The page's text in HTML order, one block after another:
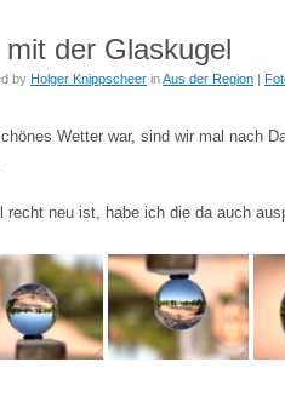
der Glaskugel
by Holger Knippscheer inAus der Region |
Wetter war, sind wir mal nach
recht neu ist, habe ich die da auch